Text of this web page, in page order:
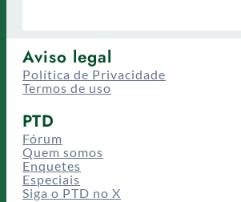
Aviso legal
Política de Privacidade
Termos de uso
PTD
Fórum
Quem somos
Enquetes
Especiais
Siga o PTD no X